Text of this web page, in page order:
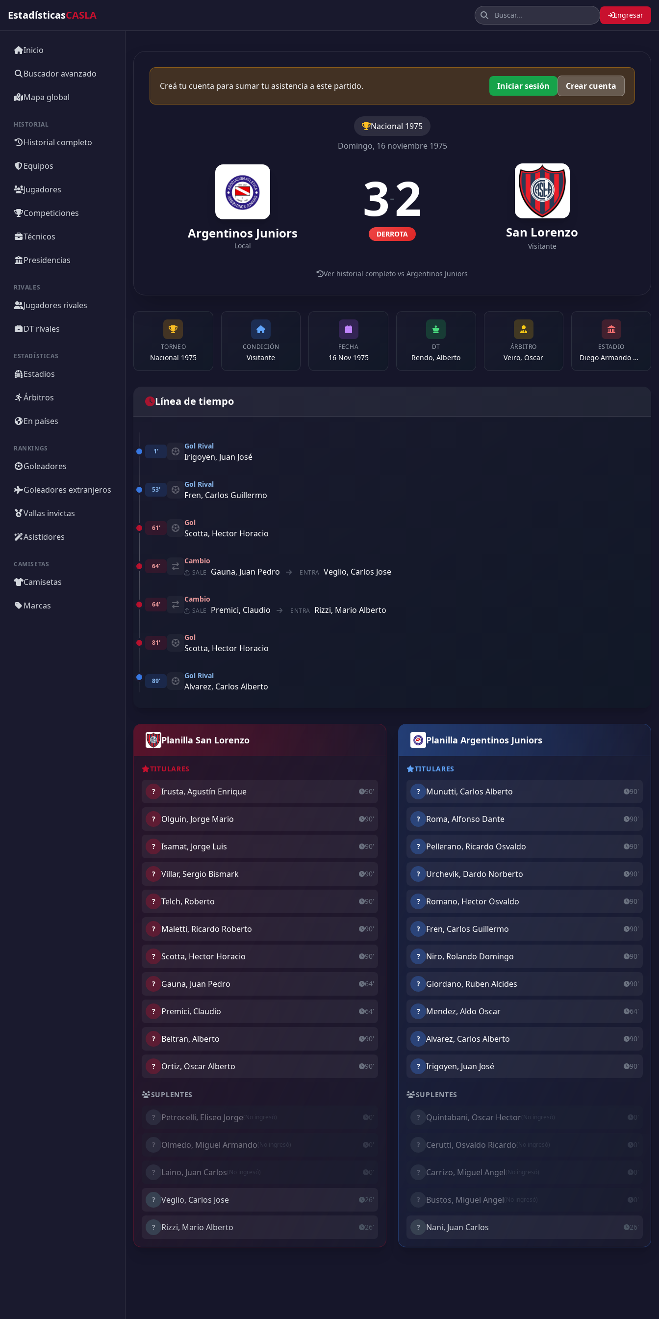
EstadísticasCASLA Ingresar
Inicio
Buscador avanzado
Mapa global
HISTORIAL
Historial completo
Equipos
Jugadores
Competiciones
Técnicos
Presidencias
RIVALES
Jugadores rivales
DT rivales
ESTADÍSTICAS
Estadios
Árbitros
En países
RANKINGS
Goleadores
Goleadores extranjeros
Vallas invictas
Asistidores
CAMISETAS
Camisetas
Marcas
Creá tu cuenta para sumar tu asistencia a este partido. Iniciar sesión Crear cuenta
Nacional 1975
Domingo, 16 noviembre 1975
Argentinos Juniors
Local
3-2
DERROTA San Lorenzo
Visitante
Ver historial completo vs Argentinos Juniors
TORNEO
Nacional 1975
CONDICIÓN
Visitante
FECHA
16 Nov 1975
DT
Rendo, Alberto
ÁRBITRO
Veiro, Oscar
ESTADIO
Diego Armando Maradona (Argentina)
Línea de tiempo
1'
Gol Rival
Irigoyen, Juan José
53'
Gol Rival
Fren, Carlos Guillermo
61'
Gol
Scotta, Hector Horacio
64'
Cambio
SALE Gauna, Juan Pedro ENTRA Veglio, Carlos Jose
64'
Cambio
SALE Premici, Claudio ENTRA Rizzi, Mario Alberto
81'
Gol
Scotta, Hector Horacio
89'
Gol Rival
Alvarez, Carlos Alberto
Planilla San Lorenzo
TITULARES
? Irusta, Agustín Enrique 90'
? Olguin, Jorge Mario 90'
? Isamat, Jorge Luis 90'
? Villar, Sergio Bismark 90'
? Telch, Roberto 90'
? Maletti, Ricardo Roberto 90'
? Scotta, Hector Horacio 90'
? Gauna, Juan Pedro 64'
? Premici, Claudio 64'
? Beltran, Alberto 90'
? Ortiz, Oscar Alberto 90'
SUPLENTES
? Petrocelli, Eliseo Jorge(No ingresó) 0'
? Olmedo, Miguel Armando(No ingresó) 0'
? Laino, Juan Carlos(No ingresó) 0'
? Veglio, Carlos Jose 26'
? Rizzi, Mario Alberto 26'
Planilla Argentinos Juniors
TITULARES
? Munutti, Carlos Alberto 90'
? Roma, Alfonso Dante 90'
? Pellerano, Ricardo Osvaldo 90'
? Urchevik, Dardo Norberto 90'
? Romano, Hector Osvaldo 90'
? Fren, Carlos Guillermo 90'
? Niro, Rolando Domingo 90'
? Giordano, Ruben Alcides 90'
? Mendez, Aldo Oscar 64'
? Alvarez, Carlos Alberto 90'
? Irigoyen, Juan José 90'
SUPLENTES
? Quintabani, Oscar Hector(No ingresó) 0'
? Cerutti, Osvaldo Ricardo(No ingresó) 0'
? Carrizo, Miguel Angel(No ingresó) 0'
? Bustos, Miguel Angel(No ingresó) 0'
? Nani, Juan Carlos 26'